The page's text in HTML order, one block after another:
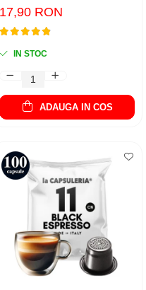
17,90 RON
IN STOC
ADAUGA IN COS